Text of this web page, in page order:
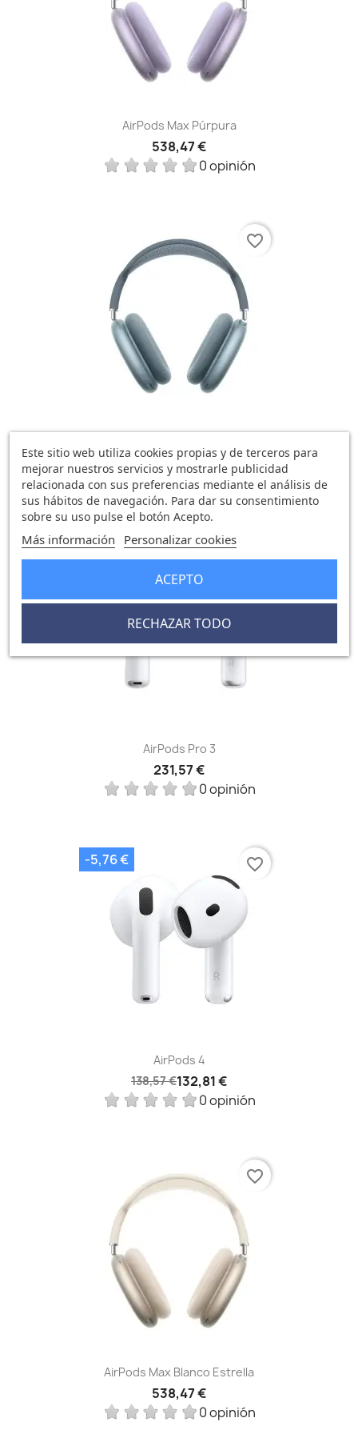
AirPods Max Púrpura
538,47 €
0 opinión
AirPods Max Azul
538,47 €
0 opinión
favorite_border
AirPods Pro 3
231,57 €
0 opinión
AirPods 4
138,57 €132,81 €
0 opinión
-5,76 € favorite_border
AirPods Max Blanco Estrella
538,47 €
0 opinión
favorite_border
Este sitio web utiliza cookies propias y de terceros para
mejorar nuestros servicios y mostrarle publicidad
relacionada con sus preferencias mediante el análisis de
sus hábitos de navegación. Para dar su consentimiento
sobre su uso pulse el botón Acepto.
Más información Personalizar cookies
RECHAZAR TODO
ACEPTO